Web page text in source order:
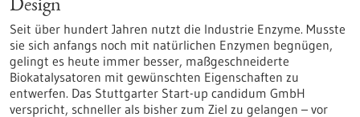
Design
Seit über hundert Jahren nutzt die Industrie Enzyme. Musste
sie sich anfangs noch mit natürlichen Enzymen begnügen,
gelingt es heute immer besser, maßgeschneiderte
Biokatalysatoren mit gewünschten Eigenschaften zu
entwerfen. Das Stuttgarter Start-up candidum GmbH
verspricht, schneller als bisher zum Ziel zu gelangen – vor